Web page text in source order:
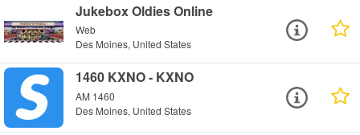
Jukebox Oldies Online
Web
Des Moines, United States
1460 KXNO - KXNO
AM 1460
Des Moines, United States